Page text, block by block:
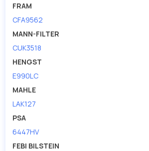
FRAM
CFA9562
MANN-FILTER
CUK3518
HENGST
E990LC
MAHLE
LAK127
PSA
6447HV
FEBI BILSTEIN